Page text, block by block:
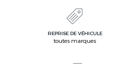
REPRISE DE VÉHICULE
toutes marques